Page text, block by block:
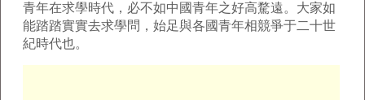
青年在求學時代，必不如中國青年之好高騖遠。大家如
能踏踏實實去求學問，始足與各國青年相競爭于二十世
紀時代也。